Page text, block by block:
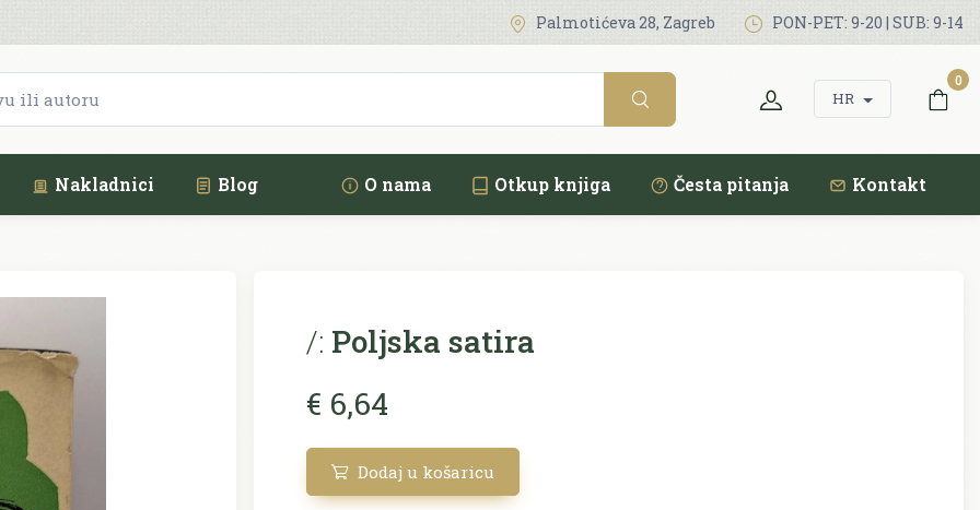
Palmotićeva 28, Zagreb PON-PET: 9-20 | SUB: 9-14
HR
0
Nakladnici Blog O nama Otkup knjiga Česta pitanja Kontakt
/: Poljska satira
€ 6,64
Dodaj u košaricu